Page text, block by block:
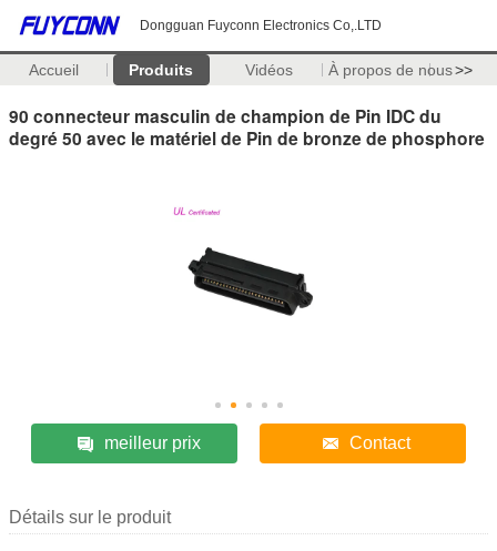
Dongguan Fuyconn Electronics Co,.LTD
Accueil Produits Vidéos À propos de nous>>
90 connecteur masculin de champion de Pin IDC du
degré 50 avec le matériel de Pin de bronze de phosphore
meilleur prix Contact
Détails sur le produit